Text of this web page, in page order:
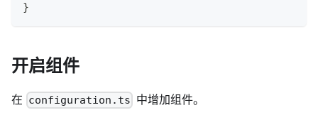
}
开启组件
在 configuration.ts 中增加组件。